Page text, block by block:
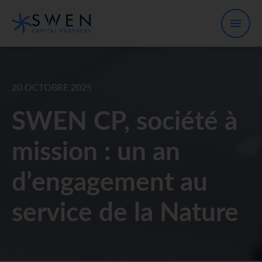
20 OCTOBRE 2025
SWEN CP, société à
mission : un an
d’engagement au
service de la Nature